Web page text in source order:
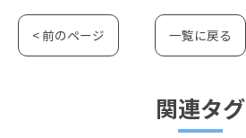
< 前のページ 一覧に戻る
関連タグ